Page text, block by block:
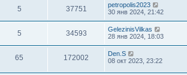
5 37751
petropolis2023
30 янв 2024, 21:42
5 34593
GelezinisVilkas
28 янв 2024, 18:03
65 172002
Den.S
08 окт 2023, 23:22